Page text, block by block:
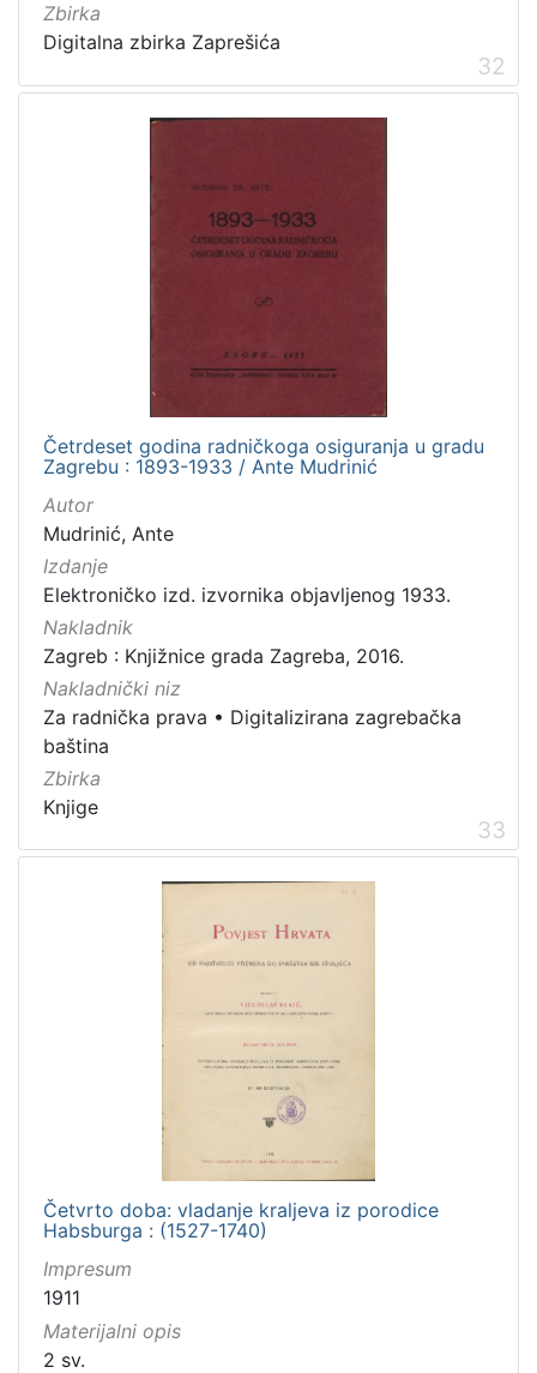
Zbirka
Digitalna zbirka Zaprešića
32
Četrdeset godina radničkoga osiguranja u gradu
Zagrebu : 1893-1933 / Ante Mudrinić
Autor
Mudrinić, Ante
Izdanje
Elektroničko izd. izvornika objavljenog 1933.
Nakladnik
Zagreb : Knjižnice grada Zagreba, 2016.
Nakladnički niz
Za radnička prava • Digitalizirana zagrebačka
baština
Zbirka
Knjige
33
Četvrto doba: vladanje kraljeva iz porodice
Habsburga : (1527-1740)
Impresum
1911
Materijalni opis
2 sv.